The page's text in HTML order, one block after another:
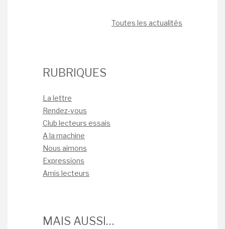
Toutes les actualités
RUBRIQUES
La lettre
Rendez-vous
Club lecteurs essais
A la machine
Nous aimons
Expressions
Amis lecteurs
MAIS AUSSI…